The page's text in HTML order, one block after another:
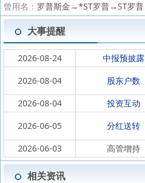
曾用名： 罗普斯金→*ST罗普→ST罗普
大事提醒
2026-08-24 中报预披露
2026-08-04
股东户数
2026-08-04
投资互动
2026-06-05
分红送转
2026-06-03
高管增持
相关资讯